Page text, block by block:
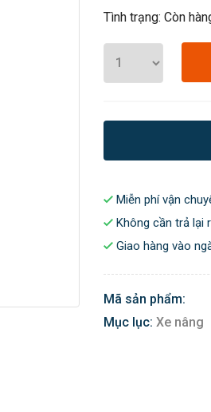
Tình trạng: Còn
Miễn phí vận
Không cần trả lại
Giao hàng vào
Mã sản phẩm:
Mục lục: Xe nâng